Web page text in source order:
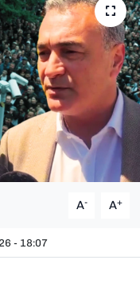
A- A+
- 18:07